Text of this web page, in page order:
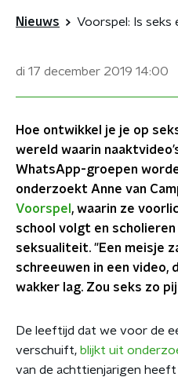
Nieuws Voorspel: Is seks
di 17 december 2019 14:00
Hoe ontwikkel je je op
wereld waarin
WhatsApp-groepen
onderzoekt Anne van
Voorspel , waarin ze
school volgt en
seksualiteit. "Een meisje
schreeuwen in een video,
wakker lag. Zou seks zo
De leeftijd dat we voor de
verschuift, blijkt uit
van de achttienjarigen